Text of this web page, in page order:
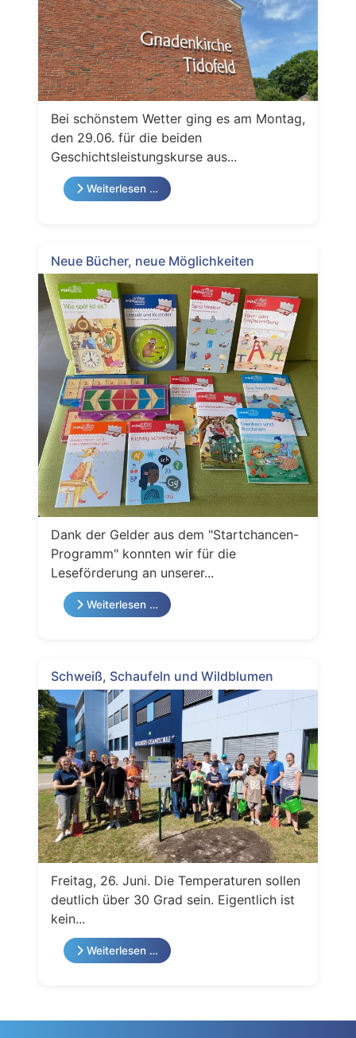
Bei schönstem Wetter ging es am Montag,
den 29.06. für die beiden
Geschichtsleistungskurse aus...
Weiterlesen …
Neue Bücher, neue Möglichkeiten
Dank der Gelder aus dem "Startchancen-
Programm" konnten wir für die
Leseförderung an unserer...
Weiterlesen …
Schweiß, Schaufeln und Wildblumen
Freitag, 26. Juni. Die Temperaturen sollen
deutlich über 30 Grad sein. Eigentlich ist
kein...
Weiterlesen …